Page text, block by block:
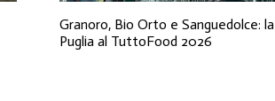
Granoro, Bio Orto e Sanguedolce: la
Puglia al TuttoFood 2026